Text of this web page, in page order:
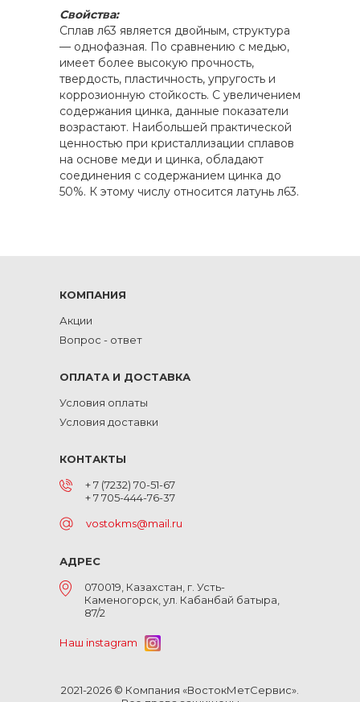
Свойства:
Сплав л63 является двойным, структура
— однофазная. По сравнению с медью,
имеет более высокую прочность,
твердость, пластичность, упругость и
коррозионную стойкость. С увеличением
содержания цинка, данные показатели
возрастают. Наибольшей практической
ценностью при кристаллизации сплавов
на основе меди и цинка, обладают
соединения с содержанием цинка до
50%. К этому числу относится латунь л63.
КОМПАНИЯ
Акции
Вопрос - ответ
ОПЛАТА И ДОСТАВКА
Условия оплаты
Условия доставки
КОНТАКТЫ
+ 7 (7232) 70-51-67
+ 7 705-444-76-37
vostokms@mail.ru
АДРЕС
070019, Казахстан, г. Усть-
Каменогорск, ул. Кабанбай батыра,
87/2
Наш instagram
2021-2026 © Компания «ВостокМетСервис».